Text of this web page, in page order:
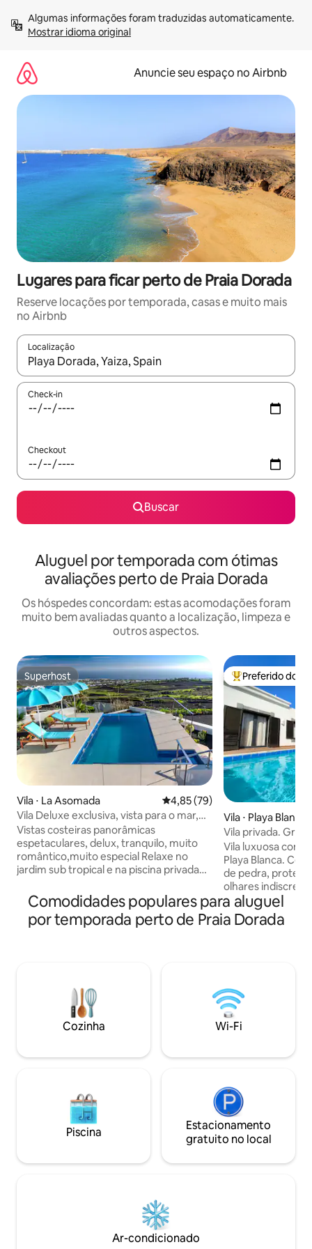
para
Mostrar idioma original
Anuncie seu espaço no Airbnb
Lugares para ficar perto de Praia Dorada
Reserve locações por temporada, casas e muito mais
no Airbnb
Localização
Quando os resultados estiverem disponíveis, explore-os
Check-in
Checkout
Buscar
Aluguel por temporada com ótimas
avaliações perto de Praia Dorada
Os hóspedes concordam: estas acomodações foram
muito bem avaliadas quanto a localização, limpeza e
outros aspectos.
Superhost
Superhost
Vila ⋅ La Asomada 4,85 de uma avaliação média
4,85 (79)
Vila Deluxe exclusiva, vista para o mar,
piscina aquecida privativa
Vistas costeiras panorâmicas
espetaculares, delux, tranquilo, muito
romântico,muito especial Relaxe no
jardim sub tropical e na piscina privada
foi totalmente remodelada para um alto
padrão no outono de 2018, uma posição
privilegiada nas encostas do vulcão
estilo tradicional das Canárias com
paredes de rocha de lava originais e
concedeu a licença especial de placas
turísticas CR-35-3-0000026 para um
para acomodar oficialmente hóspedes
por um designer de interiores bem
conhecido (local) para melhorar o
ambiente caneriano, e exteriores por
um arquiteto especialista de Maiorca, e
espalhados por 375 m ² 4036 sqf de
incluindo um maduro subtropical/jardins
de palmeiras, uma piscina privada Infinity
3,00 de largura x 5,50 de comprimento,
mais 150 Cm a 170 cm de profundidade,
Entre os
Preferido dos
Vila ⋅ Playa Blanca
Vila privada.
hidromassagem,
Privacidade.
Vila luxuosa com
Playa Blanca. Cercado por muros altos
de pedra,
olhares
vermelho. Belo jardim. O
perto (1 km).
(28°C) voltada para o sul.
cozinha
quarto com 2
Estacionamento
Mbps, smart TV
Comodidades populares para aluguel
por temporada perto de Praia Dorada
Cozinha Wi-Fi
Piscina
Estacionamento
gratuito no local
Ar-condicionado